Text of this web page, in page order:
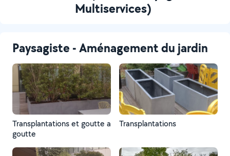
Multiservices)
Paysagiste - Aménagement du jardin
Transplantations et goutte a
goutte
Transplantations